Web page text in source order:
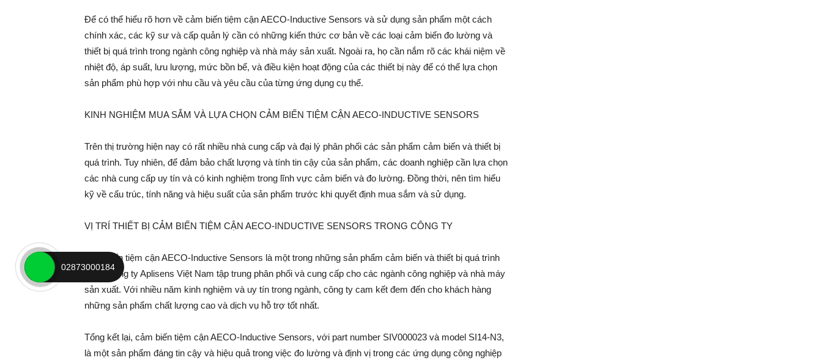
Để có thể hiểu rõ hơn về cảm biến tiệm cận AECO-Inductive Sensors và sử dụng sản phẩm một cách
chính xác, các kỹ sư và cấp quản lý cần có những kiến thức cơ bản về các loại cảm biến đo lường và
thiết bị quá trình trong ngành công nghiệp và nhà máy sản xuất. Ngoài ra, họ cần nắm rõ các khái niệm về
nhiệt độ, áp suất, lưu lượng, mức bồn bể, và điều kiện hoạt động của các thiết bị này để có thể lựa chọn
sản phẩm phù hợp với nhu cầu và yêu cầu của từng ứng dụng cụ thể.
KINH NGHIỆM MUA SẮM VÀ LỰA CHỌN CẢM BIẾN TIỆM CẬN AECO-INDUCTIVE SENSORS
Trên thị trường hiện nay có rất nhiều nhà cung cấp và đại lý phân phối các sản phẩm cảm biến và thiết bị
quá trình. Tuy nhiên, để đảm bảo chất lượng và tính tin cậy của sản phẩm, các doanh nghiệp cần lựa chọn
các nhà cung cấp uy tín và có kinh nghiệm trong lĩnh vực cảm biến và đo lường. Đồng thời, nên tìm hiểu
kỹ về cấu trúc, tính năng và hiệu suất của sản phẩm trước khi quyết định mua sắm và sử dụng.
VỊ TRÍ THIẾT BỊ CẢM BIẾN TIỆM CẬN AECO-INDUCTIVE SENSORS TRONG CÔNG TY
Cảm biến tiệm cận AECO-Inductive Sensors là một trong những sản phẩm cảm biến và thiết bị quá trình
được công ty Aplisens Việt Nam tập trung phân phối và cung cấp cho các ngành công nghiệp và nhà máy
sản xuất. Với nhiều năm kinh nghiệm và uy tín trong ngành, công ty cam kết đem đến cho khách hàng
những sản phẩm chất lượng cao và dịch vụ hỗ trợ tốt nhất.
Tổng kết lại, cảm biến tiệm cận AECO-Inductive Sensors, với part number SIV000023 và model SI14-N3,
là một sản phẩm đáng tin cậy và hiệu quả trong việc đo lường và định vị trong các ứng dụng công nghiệp
02873000184